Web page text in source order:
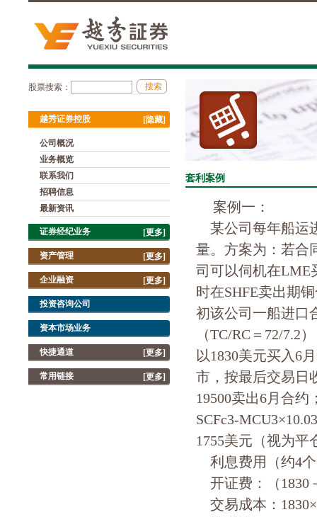
股票搜索：
[隐藏]
越秀证券控股
公司概况
业务概览
联系我们
招聘信息
最新资讯
[更多]
证券经纪业务
[更多]
资产管理
[更多]
企业融资
投资咨询公司
资本市场业务
[更多]
快捷通道
[更多]
常用链接
套利案例
案例一：
某公司每年船运
量。方案为：若合
司可以伺机在LME
时在SHFE卖出期
初该公司一船进口
（TC/RC＝72/7.2
以1830美元买入6
市，按最后交易日
19500卖出6月合
SCFc3-
1755美元（视为
利息费用（约4个
开证费：（1830
交易成本：